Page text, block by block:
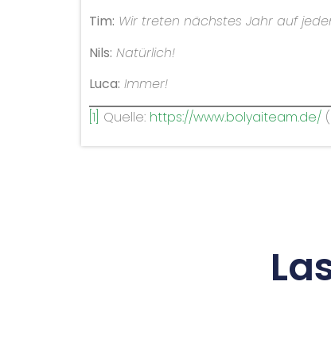
Tim: Wir treten nächstes Jahr auf
Nils: Natürlich!
Luca: Immer!
[1] Quelle: https://www.bolyaiteam.de/